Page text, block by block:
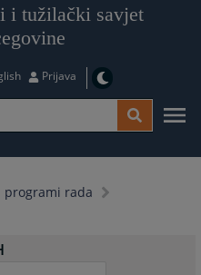
i tužilački savjet
Prijava
programi rada